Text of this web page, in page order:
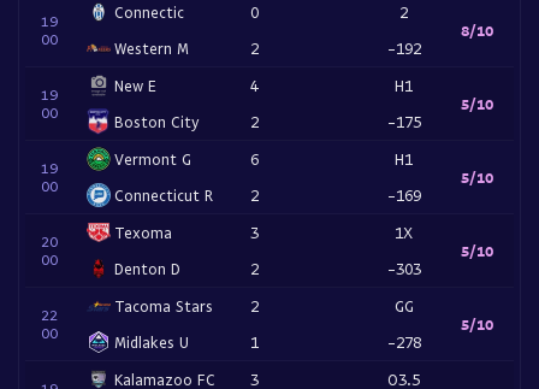
19
00
Connectic
Western M
0
2
2
-192
8/10
19
00
New E
Boston City
4
2
H1
-175
5/10
19
00
Vermont G
Connecticut R
6
2
H1
-169
5/10
20
00
Texoma
Denton D
3
2
1X
-303
5/10
22
00
Tacoma Stars
Midlakes U
2
1
GG
-278
5/10
Kalamazoo FC 3
O3.5